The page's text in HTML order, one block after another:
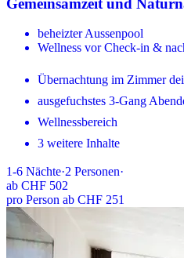
beheizter Aussenpool
Wellness vor Check-in &
Übernachtung im Zimmer
ausgefuchstes 3-Gang
Wellnessbereich
3 weitere Inhalte
1-6 Nächte·2 Personen·
ab CHF 502
pro Person ab CHF 251